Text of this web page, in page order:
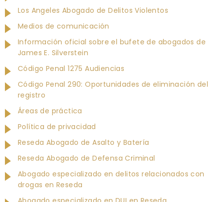
Los Angeles Abogado de Delitos Violentos
Medios de comunicación
Información oficial sobre el bufete de abogados de
James E. Silverstein
Código Penal 1275 Audiencias
Código Penal 290: Oportunidades de eliminación del
registro
Áreas de práctica
Política de privacidad
Reseda Abogado de Asalto y Batería
Reseda Abogado de Defensa Criminal
Abogado especializado en delitos relacionados con
drogas en Reseda